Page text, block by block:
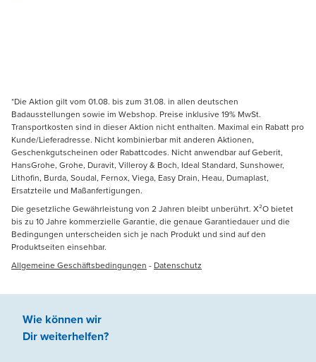
*Die Aktion gilt vom 01.08. bis zum 31.08. in allen deutschen
Badausstellungen sowie im Webshop. Preise inklusive 19% MwSt.
Transportkosten sind in dieser Aktion nicht enthalten. Maximal ein Rabatt pro
Kunde/Lieferadresse. Nicht kombinierbar mit anderen Aktionen,
Geschenkgutscheinen oder Rabattcodes. Nicht anwendbar auf Geberit,
HansGrohe, Grohe, Duravit, Villeroy & Boch, Ideal Standard, Sunshower,
Lithofin, Burda, Soudal, Fernox, Viega, Easy Drain, Heau, Dumaplast,
Ersatzteile und Maßanfertigungen.
Die gesetzliche Gewährleistung von 2 Jahren bleibt unberührt. X²O bietet
bis zu 10 Jahre kommerzielle Garantie, die genaue Garantiedauer und die
Bedingungen unterscheiden sich je nach Produkt und sind auf den
Produktseiten einsehbar.
Allgemeine Geschäftsbedingungen - Datenschutz
Wie können wir
Dir weiterhelfen?